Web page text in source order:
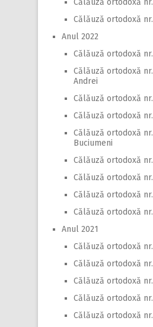
Călăuză ortodoxă
Călăuză ortodoxă
Anul 2022
Călăuză ortodoxă
Călăuză ortodoxă
Andrei
Călăuză ortodoxă
Călăuză ortodoxă
Călăuză ortodoxă
Buciumeni
Călăuză ortodoxă
Călăuză ortodoxă
Călăuză ortodoxă
Călăuză ortodoxă
Anul 2021
Călăuză ortodoxă
Călăuză ortodoxă
Călăuză ortodoxă
Călăuză ortodoxă nr.
Călăuză ortodoxă